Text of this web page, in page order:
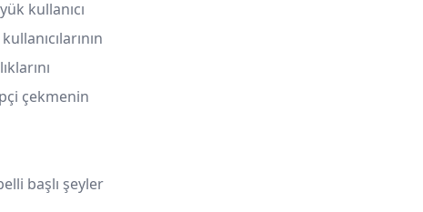
kullanıcı
çekmenin
başlı şeyler